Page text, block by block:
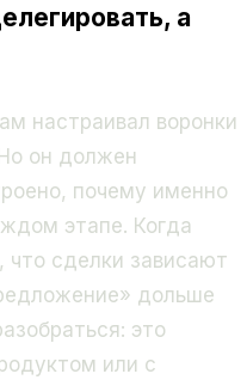
а
настраивал воронки
он должен
почему именно
этапе. Когда
что сделки зависают
дольше
это
или с